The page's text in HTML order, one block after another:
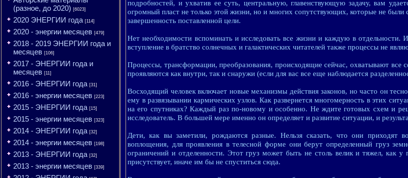
(разное, до 2020) [6023]
2020 ЭНЕРГИИ года [114]
2020 - энергии месяцев [479]
2018 - 2019 ЭНЕРГИИ года и
месяцев [106]
2017 - ЭНЕРГИИ года и
месяцев [11]
2016 - ЭНЕРГИИ года [31]
2016 - энергии месяцев [223]
2015 - ЭНЕРГИИ года [15]
2015 - энергии месяцев [323]
2014 - ЭНЕРГИИ года [32]
2014 - энергии месяцев [198]
2013 - ЭНЕРГИИ года [32]
2013 - энергии месяцев [339]
подробностей, и ухватив ее суть, центральную, главенствующую задачу, вам
огромный пласт не только этой жизни, но и многих сопутствующих, которые не были
завершенность поставленной цели.
Нет необходимости вспоминать и исследовать все жизни и каждую в отдельности.
вступление в братство солнечных и галактических читателей также процессы не
Процессы, трансформации, преобразования, происходящие сейчас, охватывают
проявляются как внутри, так и снаружи (если для вас все еще наблюдается
Восходящий человек включает новые механизмы действия законов, но часто он
ему в развязывании кармических узлов. Как развернется многомерность в этих
на его спутниках? Каждый раз по-новому и особенно. Не ждите готовых схем и
исследователь. В большей мере именно он определяет и развитие ситуации, и
Дети, как вы заметили, рождаются разные. Нельзя сказать, что они приходят
воплощения, для проявления в телесной форме они берут определенный груз
ограничений и отделенности. Этот груз может быть не столь велик и тяжел, как
присутствует, иначе им бы не спуститься сюда.